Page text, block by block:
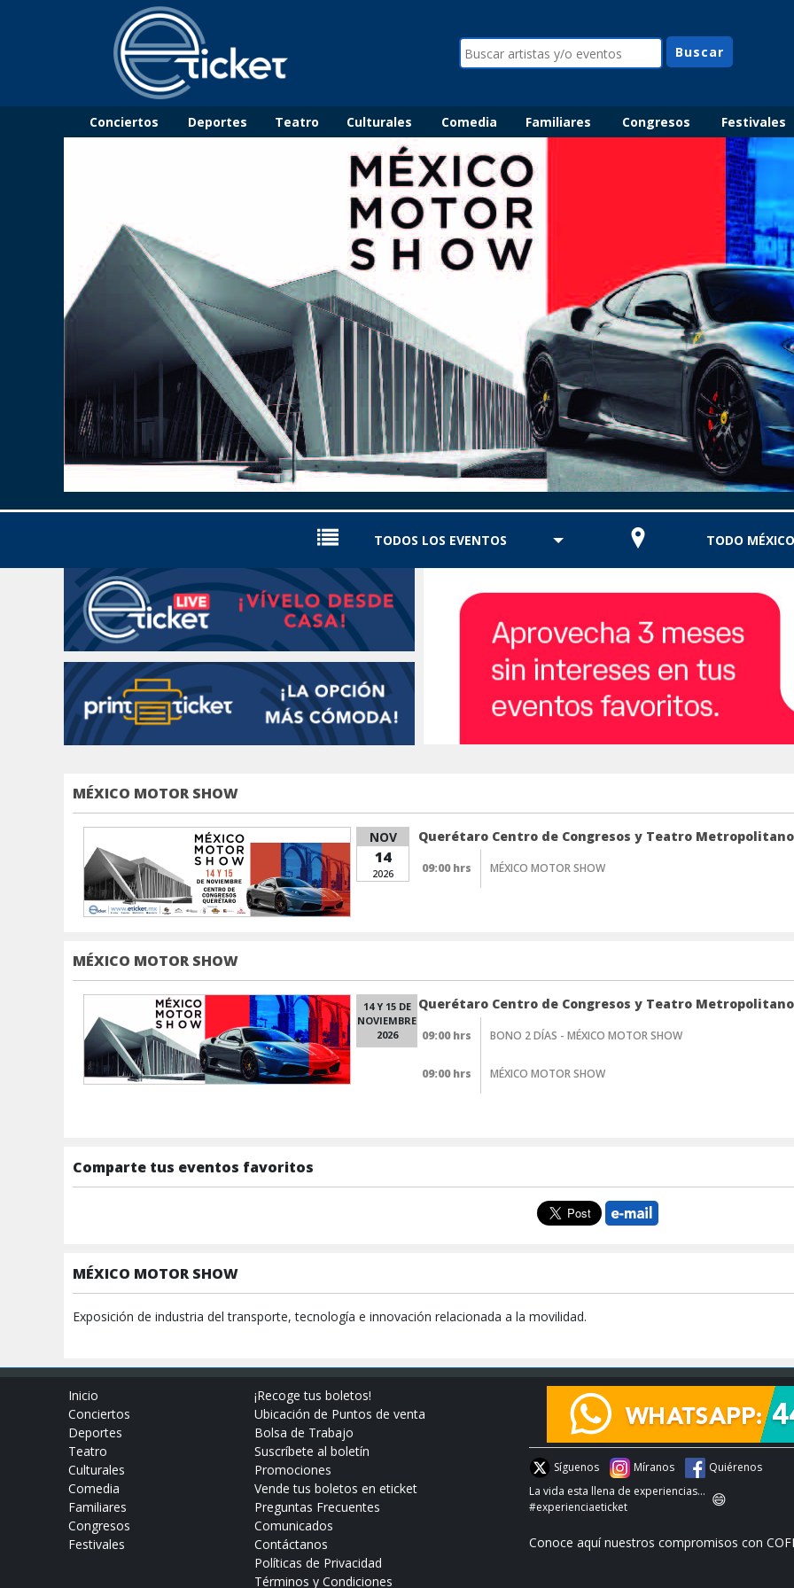
Conciertos Deportes Teatro Culturales Comedia Familiares Congresos Festivales
TODOS LOS EVENTOS TODO MÉXICO
MÉXICO MOTOR SHOW
NOV
14
2026
Querétaro Centro de Congresos y Teatro Metropolitano
09:00 hrs MÉXICO MOTOR SHOW
MÉXICO MOTOR SHOW
14 Y 15 DE
NOVIEMBRE
2026
Querétaro Centro de Congresos y Teatro Metropolitano
09:00 hrs BONO 2 DÍAS - MÉXICO MOTOR SHOW
09:00 hrs MÉXICO MOTOR SHOW
Comparte tus eventos favoritos
MÉXICO MOTOR SHOW
Exposición de industria del transporte, tecnología e innovación relacionada a la movilidad.
Inicio
Conciertos
Deportes
Teatro
Culturales
Comedia
Familiares
Congresos
Festivales
¡Recoge tus boletos!
Ubicación de Puntos de venta
Bolsa de Trabajo
Suscríbete al boletín
Promociones
Vende tus boletos en eticket
Preguntas Frecuentes
Comunicados
Contáctanos
Políticas de Privacidad
Términos y Condiciones
Síguenos Míranos
Quiérenos
La vida esta llena de experiencias...
#experienciaeticket
😄
Conoce aquí nuestros compromisos con